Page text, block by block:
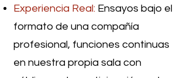
Experiencia Real: Ensayos bajo el
formato de una compañía
profesional, funciones continuas
en nuestra propia sala con